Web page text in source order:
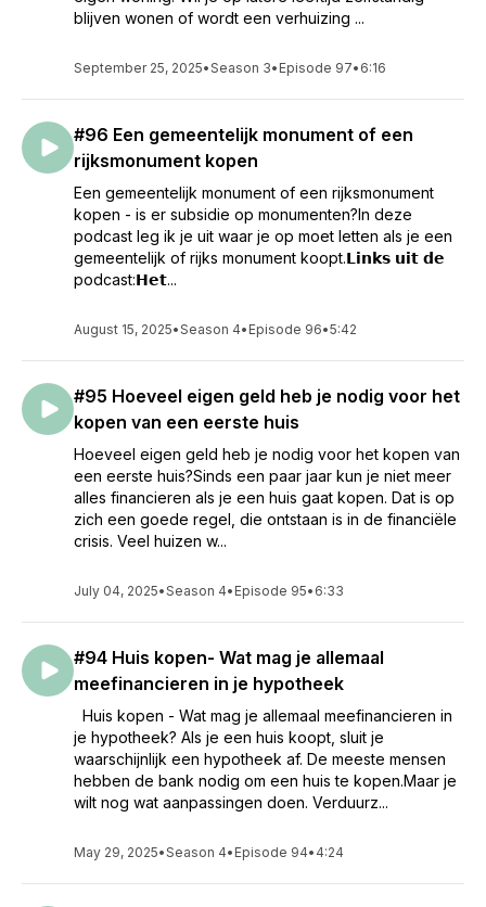
blijven wonen of wordt een verhuizing ...
September 25, 2025•Season 3• Episode 97• 6:16
#96 Een gemeentelijk monument of een
rijksmonument kopen
Een gemeentelijk monument of een rijksmonument
kopen - is er subsidie op monumenten?In deze
podcast leg ik je uit waar je op moet letten als je een
gemeentelijk of rijks monument koopt.𝗟𝗶𝗻𝗸𝘀 𝘂𝗶𝘁 𝗱𝗲
podcast:𝗛𝗲𝘁...
August 15, 2025•Season 4• Episode 96•5:42
#95 Hoeveel eigen geld heb je nodig voor het
kopen van een eerste huis
Hoeveel eigen geld heb je nodig voor het kopen van
een eerste huis?Sinds een paar jaar kun je niet meer
alles financieren als je een huis gaat kopen. Dat is op
zich een goede regel, die ontstaan is in de financiële
crisis. Veel huizen w...
July 04, 2025•Season 4• Episode 95• 6:33
#94 Huis kopen- Wat mag je allemaal
meefinancieren in je hypotheek
Huis kopen - Wat mag je allemaal meefinancieren in
je hypotheek? Als je een huis koopt, sluit je
waarschijnlijk een hypotheek af. De meeste mensen
hebben de bank nodig om een huis te kopen.Maar je
wilt nog wat aanpassingen doen. Verduurz...
May 29, 2025•Season 4• Episode 94• 4:24